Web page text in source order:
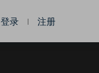
登录 注册